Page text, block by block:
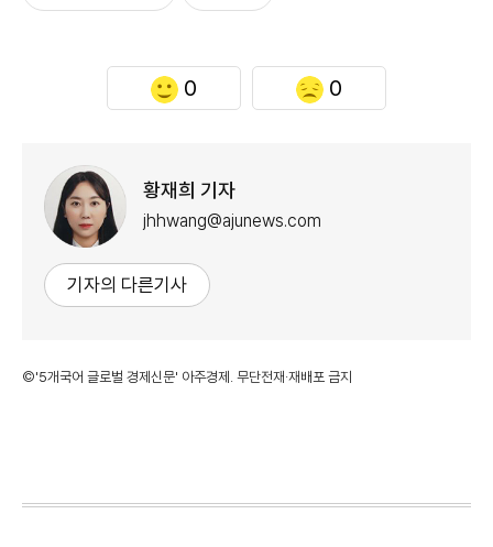
0 0
황재희 기자
jhhwang@ajunews.com
기자의 다른기사
©'5개국어 글로벌 경제신문' 아주경제. 무단전재·재배포 금지